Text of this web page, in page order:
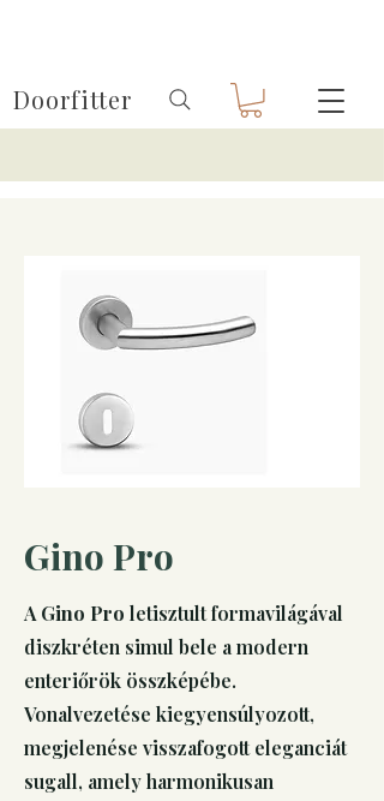
Doorfitter
Gino Pro
A Gino Pro letisztult formavilágával
diszkréten simul bele a modern
enteriőrök összképébe.
Vonalvezetése kiegyensúlyozott,
megjelenése visszafogott eleganciát
sugall, amely harmonikusan